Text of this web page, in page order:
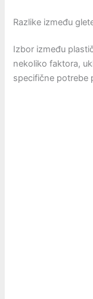
Razlike između
Izbor između
nekoliko faktora,
specifične potrebe